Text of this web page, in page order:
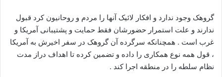
گروهک وجود ندارد و افکار لائیک آنها را مردم و روحانیون کرد قبول
ندارند و علت استمرار حضورشان فقط حمایت و پشتیبانی آمریکا و
غرب است . همچنانکه سرگرده آن گروهک در سفر اخیرش به آمریکا
، قول همه نوع همکاری را داده و تضمین کرده تا اهداف دراز مدت
نظام سلطه را در منطقه اجرا کند .